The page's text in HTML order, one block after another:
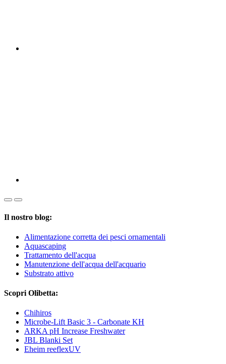
Il nostro blog:
Alimentazione corretta dei pesci ornamentali
Aquascaping
Trattamento dell'acqua
Manutenzione dell'acqua dell'acquario
Substrato attivo
Scopri Olibetta:
Chihiros
Microbe-Lift Basic 3 - Carbonate KH
ARKA pH Increase Freshwater
JBL Blanki Set
Eheim reeflexUV